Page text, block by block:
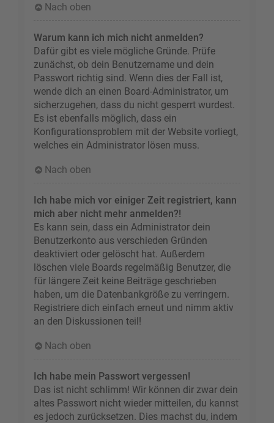
Nach oben
Warum kann ich mich nicht anmelden?
Dafür gibt es viele mögliche Gründe. Prüfe
zunächst, ob dein Benutzername und dein
Passwort richtig sind. Wenn dies der Fall ist,
wende dich an einen Board-Administrator, um
sicherzugehen, dass du nicht gesperrt wurdest.
Es ist ebenfalls möglich, dass ein
Konfigurationsproblem mit der Website vorliegt,
welches ein Administrator lösen muss.
Nach oben
Ich habe mich vor einiger Zeit registriert, kann
mich aber nicht mehr anmelden?!
Es kann sein, dass ein Administrator dein
Benutzerkonto aus verschieden Gründen
deaktiviert oder gelöscht hat. Außerdem
löschen viele Boards regelmäßig Benutzer, die
für längere Zeit keine Beiträge geschrieben
haben, um die Datenbankgröße zu verringern.
Registriere dich einfach erneut und nimm aktiv
an den Diskussionen teil!
Nach oben
Ich habe mein Passwort vergessen!
Das ist nicht schlimm! Wir können dir zwar dein
altes Passwort nicht wieder mitteilen, du kannst
es jedoch zurücksetzen. Dies machst du, indem